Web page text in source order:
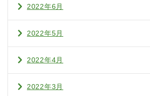
2022年6月
2022年5月
2022年4月
2022年3月